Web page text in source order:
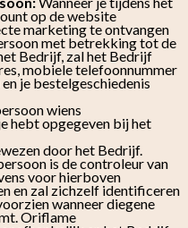
op de website
marketing te ontvangen
met betrekking tot de
Bedrijf, zal het Bedrijf
mobiele telefoonnummer
je bestelgeschiedenis
wiens
hebt opgegeven bij het
door het Bedrijf.
is de controleur van
voor hierboven
en zal zichzelf identificeren
wanneer diegene
Oriflame